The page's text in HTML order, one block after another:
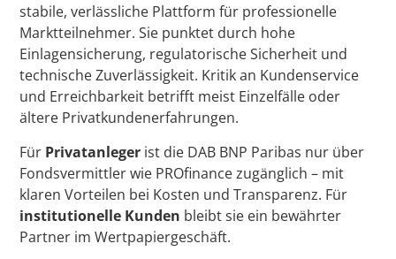
stabile, verlässliche Plattform für professionelle
Marktteilnehmer. Sie punktet durch hohe
Einlagensicherung, regulatorische Sicherheit und
technische Zuverlässigkeit. Kritik an Kundenservice
und Erreichbarkeit betrifft meist Einzelfälle oder
ältere Privatkundenerfahrungen.
Für Privatanleger ist die DAB BNP Paribas nur über
Fondsvermittler wie PROfinance zugänglich – mit
klaren Vorteilen bei Kosten und Transparenz. Für
institutionelle Kunden bleibt sie ein bewährter
Partner im Wertpapiergeschäft.